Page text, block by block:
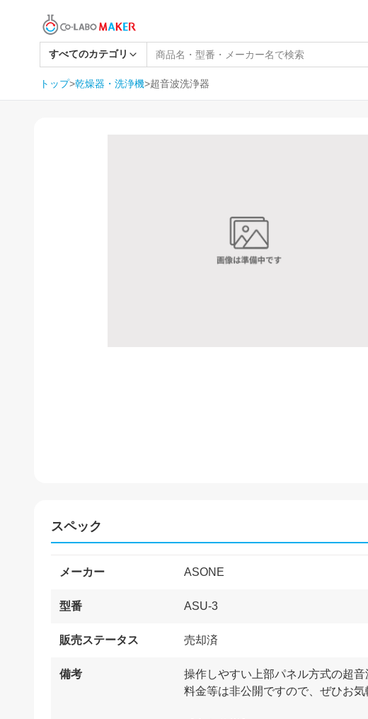
すべてのカテゴリ
トップ>乾燥器・洗浄機>超音波洗浄器
スペック
メーカー ASONE
型番 ASU-3
販売ステータス 売却済
備考
操作しやすい上部パネル方式の超音
料金等は非公開ですので、ぜひお気